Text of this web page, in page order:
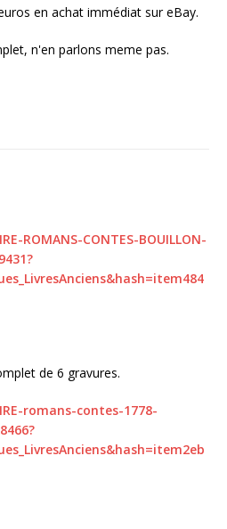
en achat immédiat sur eBay.
n'en parlons meme pas.
ROMANS-CONTES-BOUILLON-
de 6 gravures.
romans-contes-1778-